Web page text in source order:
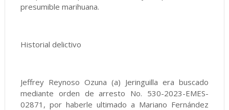
presumible marihuana.
Historial delictivo
Jeffrey Reynoso Ozuna (a) Jeringuilla era buscado
mediante orden de arresto No. 530-2023-EMES-
02871, por haberle ultimado a Mariano Fernández